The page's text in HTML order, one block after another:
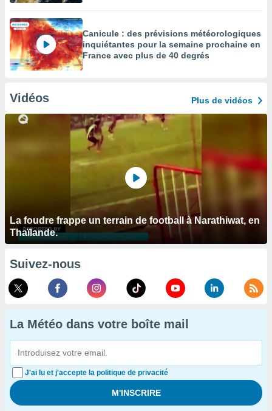
Canicule : des prévisions météorologiques
inquiétantes pour la semaine prochaine en
France avec plus de 40 degrés
Vidéos Plus de vidéos
La foudre frappe un terrain de football à Narathiwat, en
Thaïlande.
Suivez-nous
La Météo dans votre boîte mail
J'ai lu et j'accepte la politique de privacité